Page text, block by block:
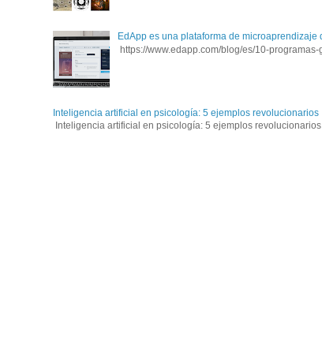
EdApp es una plataforma de
https://www.edapp.com/blog/es/10-
Inteligencia artificial en psicología: 5 ejemplos revolucionarios
Inteligencia artificial en psicología: 5 ejemplos